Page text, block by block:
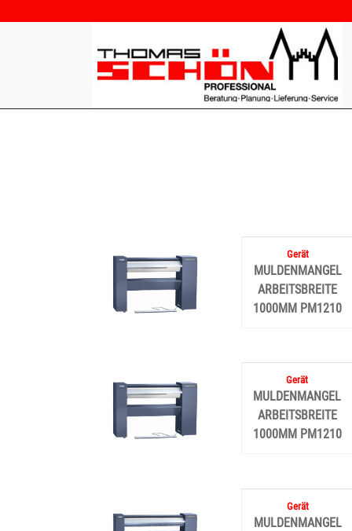
MULDENMANGEL
ARBEITSBREITE
1000MM PM1210
MULDENMANGEL
ARBEITSBREITE
1000MM PM1210
MULDENMANGEL